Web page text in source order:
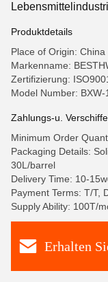
Produktdetails
Place of Origin: China
Markenname:
Zertifizierung:
Model Number: BXW-
Zahlungs-u.
Minimum Order
Packaging Details:
30L/barrel
Delivery Time: 10-
Payment Terms: T/T,
Supply Ability: 100T/
Erhalten